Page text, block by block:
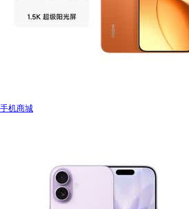
手机商城